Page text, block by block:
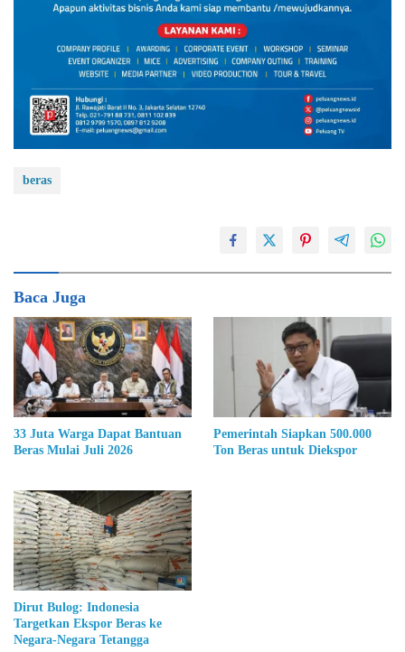
beras
Baca Juga
33 Juta Warga Dapat Bantuan
Beras Mulai Juli 2026
Pemerintah Siapkan 500.000
Ton Beras untuk Diekspor
Dirut Bulog: Indonesia
Targetkan Ekspor Beras ke
Negara-Negara Tetangga